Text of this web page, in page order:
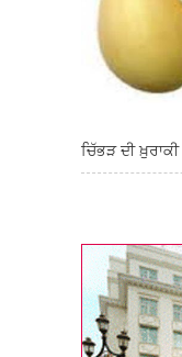
ਚਿੱਭੜ ਦੀ